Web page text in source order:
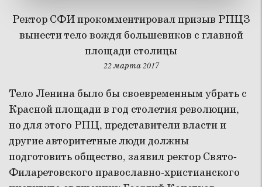
Ректор СФИ прокомментировал призыв РПЦЗ
вынести тело вождя большевиков с главной
площади столицы
22 марта 2017
Тело Ленина было бы своевременным убрать с
Красной площади в год столетия революции,
но для этого РПЦ, представители власти и
другие авторитетные люди должны
подготовить общество, заявил ректор Свято-
Филаретовского православно-христианского